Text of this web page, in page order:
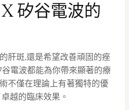
矽谷電波的
肝斑,還是希望改善頑固的痤
谷電波都能為你帶來顯著的療
不僅在理論上有著獨特的優
越的臨床效果。